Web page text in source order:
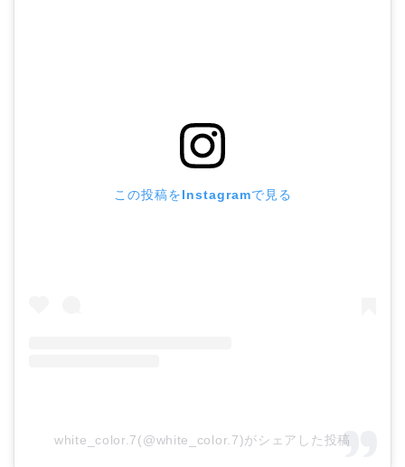
この投稿をInstagramで見る
white_color.7(@white_color.7)がシェアした投稿